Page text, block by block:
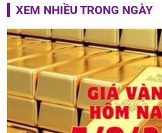
XEM NHIỀU TRONG NGÀY